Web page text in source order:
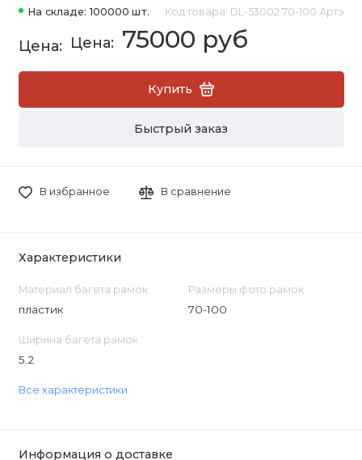
На складе: 100000 шт. Код товара: DL-53002 70-100 Артэ
75000 руб
Купить
Быстрый заказ
В избранное В сравнение
Характеристики
Материал багета рамок
пластик
Размеры фото рамок
70-100
Ширина багета рамок
5.2
Все характеристики
Информация о доставке